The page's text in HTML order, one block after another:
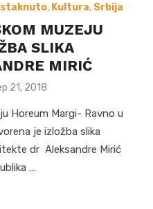
Istaknuto, Kultura, Srbija
MUZEJU
SLIKA
MIRIĆ
21, 2018
Horeum Margi- Ravno u
je izložba slika
dr Aleksandre Mirić
…